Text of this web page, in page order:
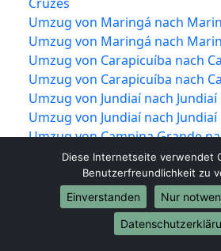
Umzug von Maringá nach
Umzug von Maringá nach
Umzug von Carapicuíba nach
Umzug von Carapicuíba nach
Umzug von Jundiaí nach Jundiaí
Umzug von Jundiaí nach Jundiaí
Umzug von Campina Grande
Grande
Umzug von Campina Grande
Grande
Umzug von Piracicaba nach
Umzug von Piracicaba nach
Diese Internetseite verwendet
Benutzerfreundlichkeit zu
Einverstanden
Nur